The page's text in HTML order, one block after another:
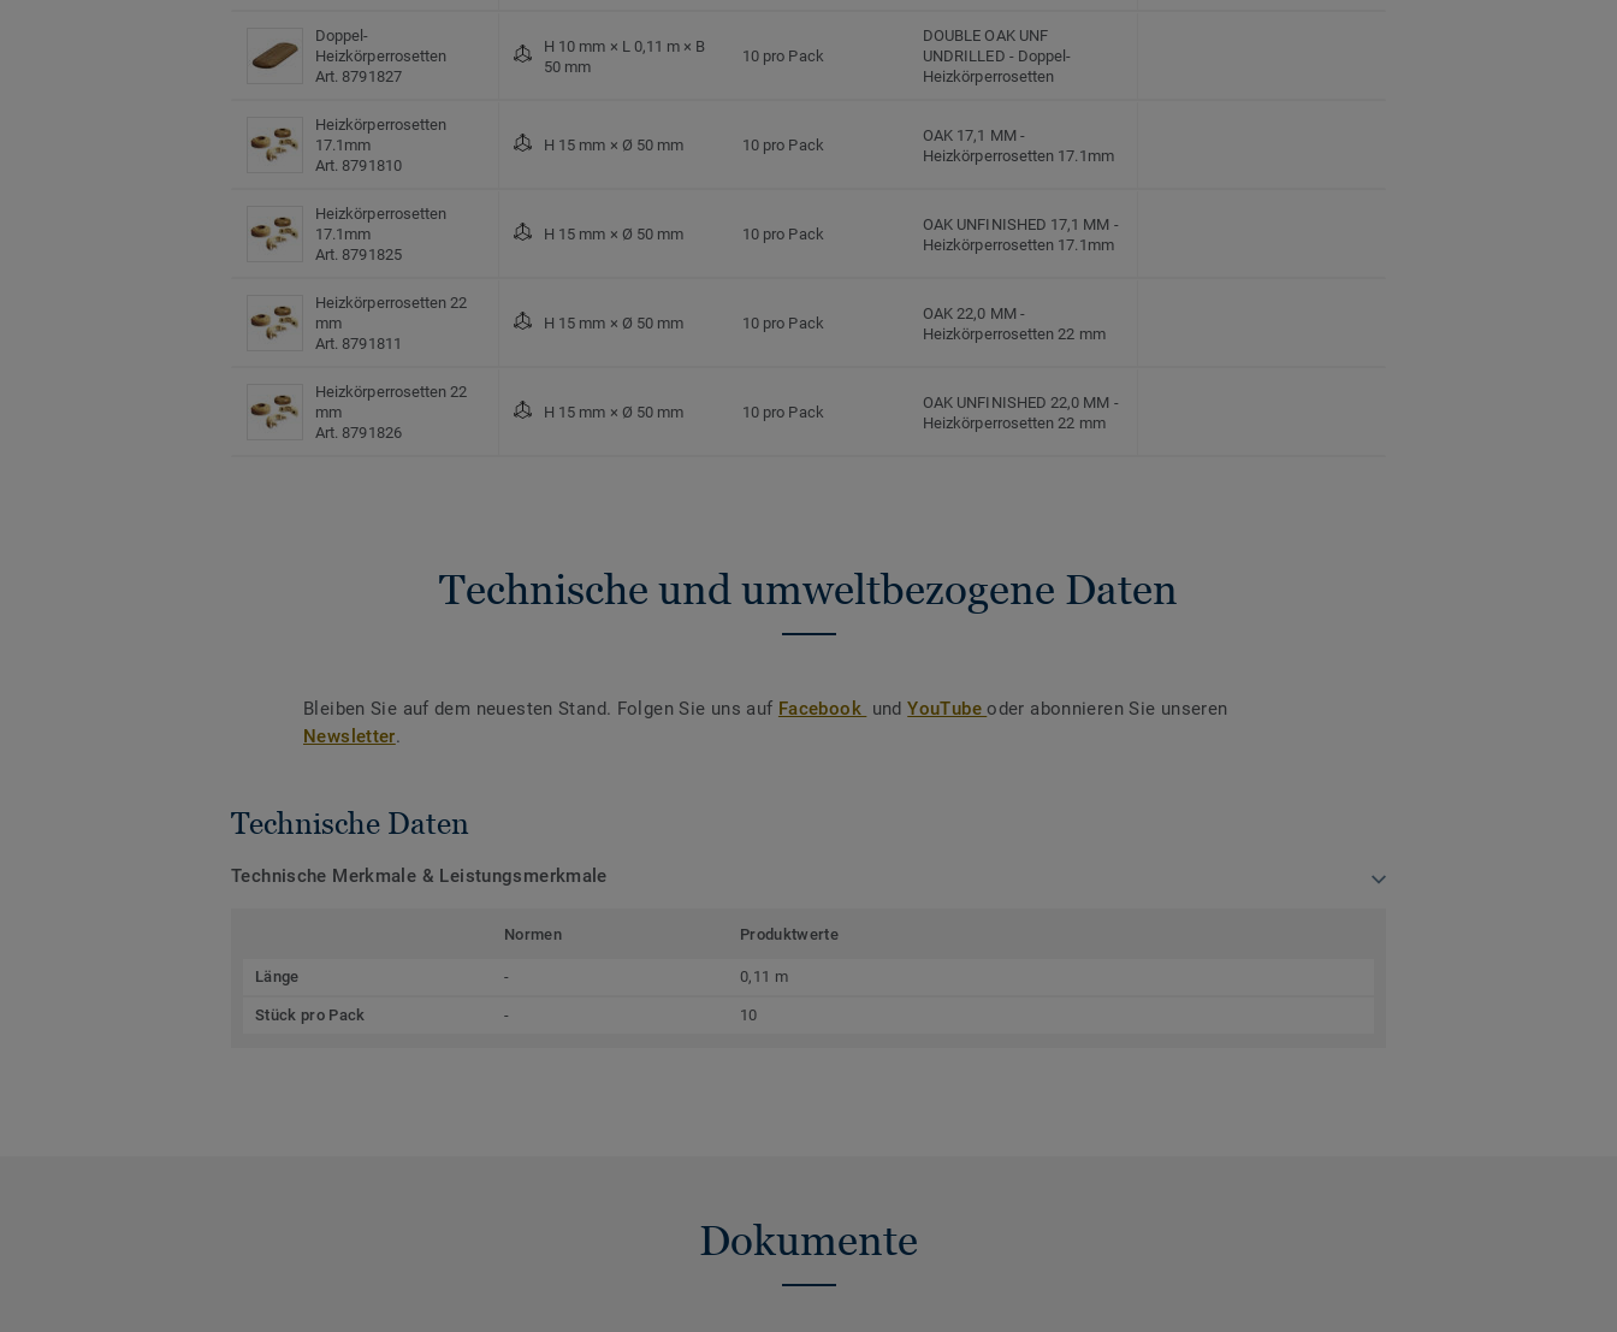
Doppel-
Heizkörperrosetten
Art. 8791827
H 10 mm × L 0,11 m × B
50 mm
10 pro Pack
DOUBLE OAK UNF
UNDRILLED - Doppel-
Heizkörperrosetten
Heizkörperrosetten
17.1mm
Art. 8791810
H 15 mm × Ø 50 mm 10 pro Pack
OAK 17,1 MM -
Heizkörperrosetten 17.1mm
Heizkörperrosetten
17.1mm
Art. 8791825
H 15 mm × Ø 50 mm 10 pro Pack
OAK UNFINISHED 17,1 MM -
Heizkörperrosetten 17.1mm
Heizkörperrosetten 22
mm
Art. 8791811
H 15 mm × Ø 50 mm 10 pro Pack
OAK 22,0 MM -
Heizkörperrosetten 22 mm
Heizkörperrosetten 22
mm
Art. 8791826
H 15 mm × Ø 50 mm 10 pro Pack
OAK UNFINISHED 22,0 MM -
Heizkörperrosetten 22 mm
Technische und umweltbezogene Daten
Bleiben Sie auf dem neuesten Stand. Folgen Sie uns auf Facebook undYouTubeoder abonnieren Sie unseren
Newsletter.
Technische Daten
Technische Merkmale & Leistungsmerkmale
Normen Produktwerte
Länge - 0,11 m
Stück pro Pack - 10
Dokumente